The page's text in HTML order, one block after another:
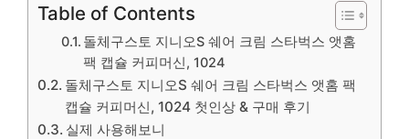
Table of Contents
돌체구스토 지니오S 쉐어 크림 스타벅스 앳홈
팩 캡슐 커피머신, 1024
돌체구스토 지니오S 쉐어 크림 스타벅스 앳홈 팩
캡슐 커피머신, 1024 첫인상 & 구매 후기
실제 사용해보니